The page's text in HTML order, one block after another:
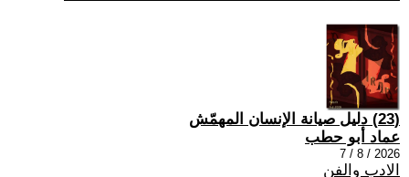
(23) دليل صيانة الإنسان المهمّش
عماد أبو حطب
2026 / 8 / 7
الادب والفن